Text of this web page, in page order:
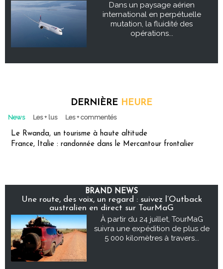
Dans un paysage aérien
international en perpétuelle
mutation, la fluidité des
opérations...
DERNIÈRE HEURE
News Les + lus Les + commentés
Le Rwanda, un tourisme à haute altitude
France, Italie : randonnée dans le Mercantour frontalier
BRAND NEWS
Une route, des voix, un regard : suivez l’Outback
australien en direct sur TourMaG
À partir du 24 juillet, TourMaG
suivra une expédition de plus de
5 000 kilomètres à travers...